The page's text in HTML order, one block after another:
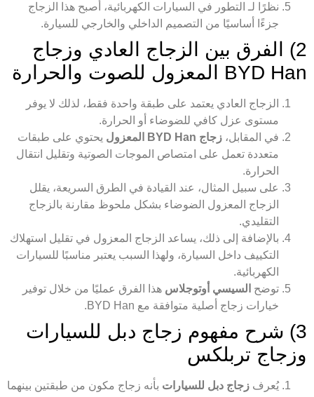
نظرًا لـ التطور في السيارات الكهربائية، أصبح هذا الزجاج
جزءًا أساسيًا من التصميم الداخلي والخارجي للسيارة.
2) الفرق بين الزجاج العادي وزجاج
BYD Han المعزول للصوت والحرارة
الزجاج العادي يعتمد على طبقة واحدة فقط، لذلك لا يوفر
مستوى عزل كافي للضوضاء أو الحرارة.
في المقابل، زجاج BYD Han المعزول
يحتوي على طبقات
متعددة تعمل على امتصاص الموجات الصوتية وتقليل انتقال
الحرارة.
على سبيل المثال، عند القيادة في الطرق السريعة، يقلل
الزجاج المعزول الضوضاء بشكل ملحوظ مقارنة بالزجاج
التقليدي.
بالإضافة إلى ذلك، يساعد الزجاج المعزول في تقليل استهلاك
التكييف داخل السيارة، ولهذا السبب يعتبر مناسبًا للسيارات
الكهربائية.
توضح السيسي أوتوجلاس هذا الفرق عمليًا من خلال توفير
خيارات زجاج أصلية متوافقة مع BYD Han.
3) شرح مفهوم زجاج دبل للسيارات
وزجاج تربلكس
يُعرف زجاج دبل للسيارات بأنه زجاج مكون من طبقتين بينهما